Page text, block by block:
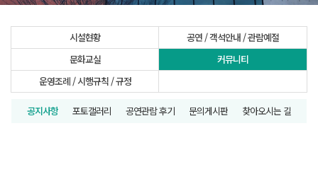
시설현황
공연 / 객석안내 / 관람예절
문화교실
커뮤니티
공지사항 포토갤러리 공연관람 후기 문의게시판 찾아오시는 길
운영조례 / 시행규칙 / 규정